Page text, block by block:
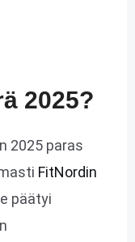
2025?
2025 paras
FitNordin
päätyi